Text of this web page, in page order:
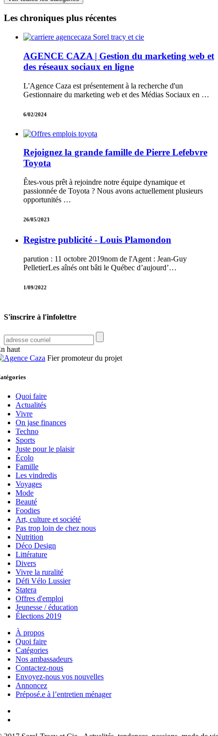
Les chroniques plus récentes
AGENCE CAZA | Gestion du marketing web et
des réseaux sociaux en ligne
L'Agence Caza est présentement à la recherche d'un
Gestionnaire du marketing web et des Médias Sociaux en …
6/02/2024
Rejoignez la grande famille de Pierre Lefebvre
Toyota
Êtes-vous prêt à rejoindre notre équipe dynamique et
passionnée de Toyota ? Nous avons actuellement plusieurs
opportunités …
26/05/2023
Registre publicité - Louis Plamondon
parution : 11 octobre 2019nom de l'Agent : Jean-Guy
PelletierLes aînés ont bâti le Québec d’aujourd’…
1/09/2022
S'inscrire à l'infolettre
haut
Fier promoteur du projet
Quoi faire
Actualités
Vivre
On jase finances
Techno
Sports
Juste pour le plaisir
Écolo
Famille
Les vindredis
Voyages
Mode
Beauté
Foodies
Art, culture et société
Pas trop loin de chez nous
Nutrition
Déco Design
Littérature
Divers
Vivre la ruralité
Défi Vélo Lussier
Statera
Offres d'emploi
Jeunesse / éducation
Élections 2019
À propos
Quoi faire
Catégories
Nos ambassadeurs
Contactez-nous
Envoyez-nous vos nouvelles
Annoncez
Préposé.e à l’entretien ménager